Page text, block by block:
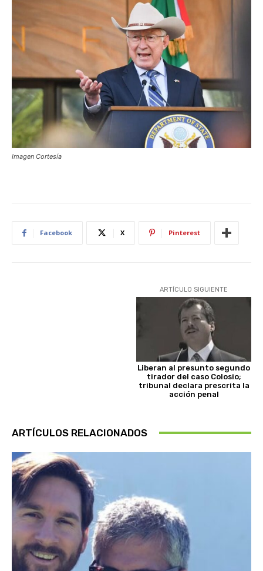
Imagen Cortesía
Facebook X Pinterest
ARTÍCULO SIGUIENTE
Liberan al presunto segundo
tirador del caso Colosio;
tribunal declara prescrita la
acción penal
ARTÍCULOS RELACIONADOS